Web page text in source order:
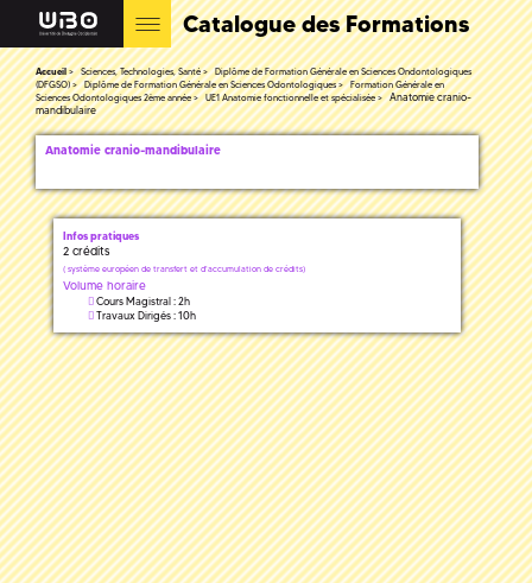
Catalogue des Formations
Accueil Sciences, Technologies, Santé
Diplôme de Formation Générale en Sciences Ondontologiques
(DFGSO)
Diplôme de Formation Générale en Sciences Odontologiques
Formation Générale en
Sciences Odontologiques 2ème année
UE1 Anatomie fonctionnelle et spécialisée
Anatomie cranio-
mandibulaire
Anatomie cranio-mandibulaire
Infos pratiques
2 crédits
( système européen de transfert et d'accumulation de crédits)
Volume horaire
Cours Magistral : 2h
Travaux Dirigés : 10h